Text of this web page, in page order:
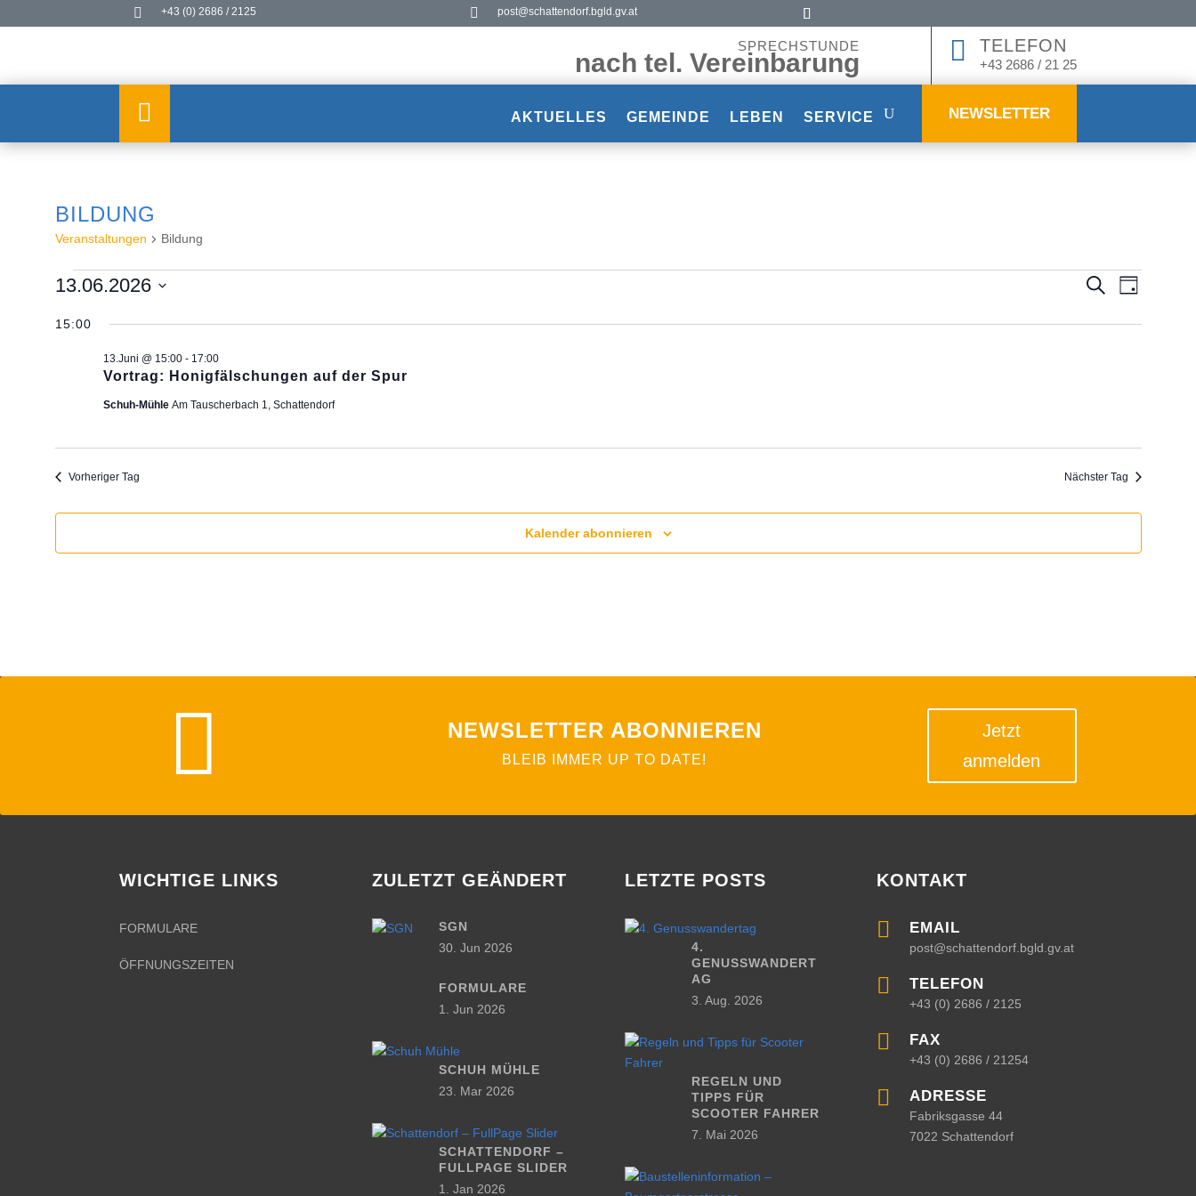
 +43 (0) 2686 / 2125  post@schattendorf.bgld.gv.at
SPRECHSTUNDE
nach tel. Vereinbarung  TELEFON
+43 2686 / 21 25
 AKTUELLES GEMEINDE LEBEN SERVICE NEWSLETTER
Get Started Today
BILDUNG
Veranstaltungen Bildung
VERANSTALTUNGEN
13.JUNI
2026
UND
Suche
Tag
13.06.2026
wählen.
15:00
Vortrag: Honigfälschungen auf der Spur
13.Juni @ 15:00- 17:00
Schuh-Mühle Am Tauscherbach 1, Schattendorf
Vorheriger Tag Nächster Tag
Kalender abonnieren
 NEWSLETTER ABONNIEREN
BLEIB IMMER UP TO DATE!
Jetzt
anmelden
WICHTIGE LINKS
FORMULARE
ÖFFNUNGSZEITEN
ZULETZT GEÄNDERT
SGN
30. Jun 2026
FORMULARE
1. Jun 2026
SCHUH MÜHLE
23. Mar 2026
SCHATTENDORF –
FULLPAGE SLIDER
1. Jan 2026
LETZTE POSTS
4.
GENUSSWANDERT
AG
3. Aug. 2026
REGELN UND
TIPPS FÜR
SCOOTER FAHRER
7. Mai 2026
KONTAKT
 EMAIL
post@schattendorf.bgld.gv.at
 TELEFON
+43 (0) 2686 / 2125
 FAX
+43 (0) 2686 / 21254
 ADRESSE
Fabriksgasse 44
7022 Schattendorf